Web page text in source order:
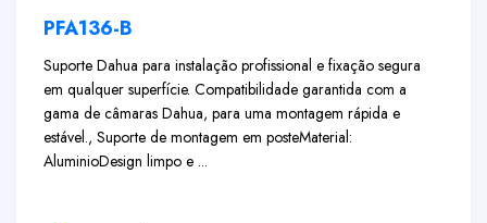
PFA136-B
Suporte Dahua para instalação profissional e fixação segura
em qualquer superfície. Compatibilidade garantida com a
gama de câmaras Dahua, para uma montagem rápida e
estável., Suporte de montagem em posteMaterial:
AluminioDesign limpo e ...